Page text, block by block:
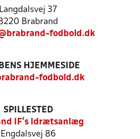
Langdalsvej 37
Brabrand
fodbold.dk
HJEMMESIDE
fodbold.dk
SPILLESTED
IF's Idrætsanlæg
Engdalsvej 86